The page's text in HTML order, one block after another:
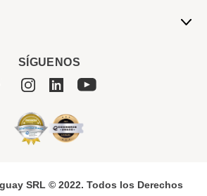
SÍGUENOS
SRL © 2022. Todos los Derechos